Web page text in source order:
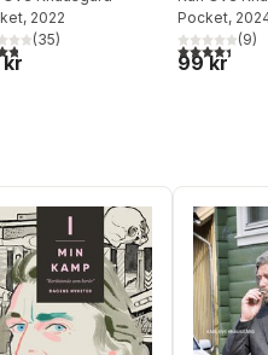
, 2022
5 stjärnor. Totalt antal röster:
(35)
Pocket,
4,4utav 5(9)
99 kr